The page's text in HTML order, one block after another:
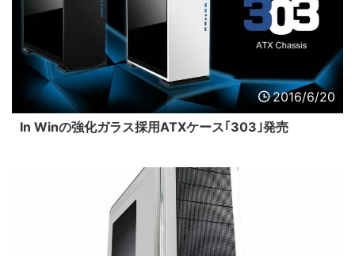
2016/6/20
In Winの強化ガラス採用ATXケース｢303｣発売